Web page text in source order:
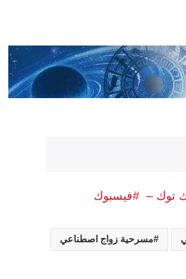
توك – #فيسبوك
مسرحية زواج اصطناعي